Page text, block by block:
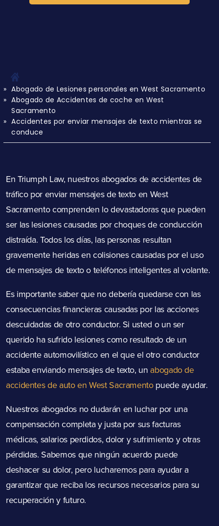
Abogado de Lesiones personales en West Sacramento
Abogado de Accidentes de coche en West
Sacramento
Accidentes por enviar mensajes de texto mientras se
conduce
En Triumph Law, nuestros abogados de accidentes de
tráfico por enviar mensajes de texto en West
Sacramento comprenden lo devastadoras que pueden
ser las lesiones causadas por choques de conducción
distraída. Todos los días, las personas resultan
gravemente heridas en colisiones causadas por el uso
de mensajes de texto o teléfonos inteligentes al volante.
Es importante saber que no debería quedarse con las
consecuencias financieras causadas por las acciones
descuidadas de otro conductor. Si usted o un ser
querido ha sufrido lesiones como resultado de un
accidente automovilístico en el que el otro conductor
estaba enviando mensajes de texto, un abogado de
accidentes de auto en West Sacramentopuede ayudar.
Nuestros abogados no dudarán en luchar por una
compensación completa y justa por sus facturas
médicas, salarios perdidos, dolor y sufrimiento y otras
pérdidas. Sabemos que ningún acuerdo puede
deshacer su dolor, pero lucharemos para ayudar a
garantizar que reciba los recursos necesarios para su
recuperación y futuro.